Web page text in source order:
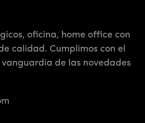
oficina, home office con
calidad. Cumplimos con el
de las novedades